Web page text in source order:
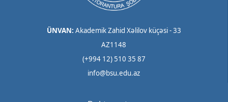
ÜNVAN: Akademik Zahid Xəlilov küçəsi - 33
AZ1148
(+994 12) 510 35 87
info@bsu.edu.az